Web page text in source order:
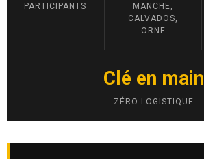
PARTICIPANTS
MANCHE,
CALVADOS,
ORNE
Clé en main
ZÉRO LOGISTIQUE